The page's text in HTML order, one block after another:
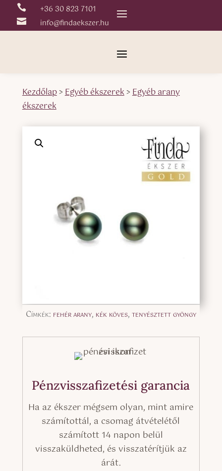
 +36 30 823 7101
 info@findaekszer.hu
Kezdőlap>Egyéb ékszerek>Egyéb arany
ékszerek
Címkék: fehér arany, kék köves,tenyésztett gyöngy
Pénzvisszafizetési garancia
Ha az ékszer mégsem olyan, mint amire
számítottál, a csomag átvételétől
számított 14 napon belül
visszaküldheted, és visszatérítjük az
árát.